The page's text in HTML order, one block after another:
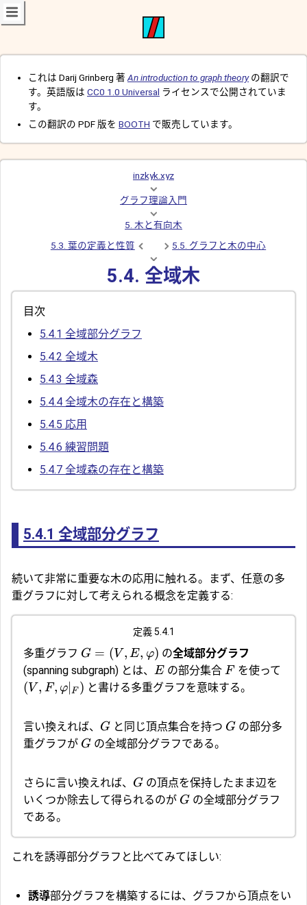
これは Darij Grinberg 著 An introduction to graph theoryの翻訳で
す。英語版は CC0 1.0 Universal ライセンスで公開されていま
す。
この翻訳の PDF 版を BOOTH で販売しています。
inzkyk.xyz
グラフ理論入門
5. 木と有向木
5.3. 葉の定義と性質
5.5. グラフと木の中心
5.4. 全域木
目次
5.4.1 全域部分グラフ
5.4.2 全域木
5.4.3 全域森
5.4.4 全域木の存在と構築
5.4.5 応用
5.4.6 練習問題
5.4.7 全域森の存在と構築
5.4.1 全域部分グラフ
続いて非常に重要な木の応用に触れる。まず、任意の多
重グラフに対して考えられる概念を定義する:
定義 5.4.1
多重グラフ G = (V , E, φ) の全域部分グラフ
(spanning subgraph) とは、 E の部分集合Fを使って
(V , F, φ F ) と書ける多重グラフを意味する。
言い換えれば、 G と同じ頂点集合を持つ G の部分多
重グラフが G の全域部分グラフである。
さらに言い換えれば、 G の頂点を保持したまま辺を
いくつか除去して得られるのが G の全域部分グラフ
である。
これを誘導部分グラフと比べてみてほしい:
誘導部分グラフを構築するには、グラフから頂点をい